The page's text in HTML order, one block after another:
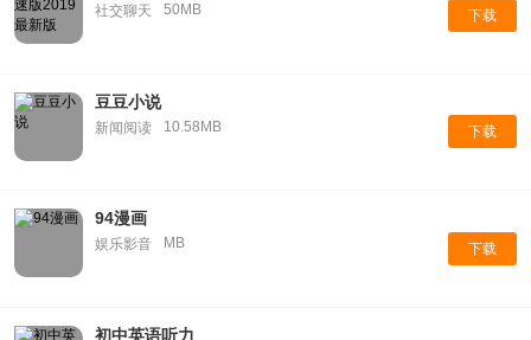
社交聊天 50MB 下载
豆豆小说
新闻阅读 10.58MB 下载
94漫画
娱乐影音 MB 下载
初中英语听力